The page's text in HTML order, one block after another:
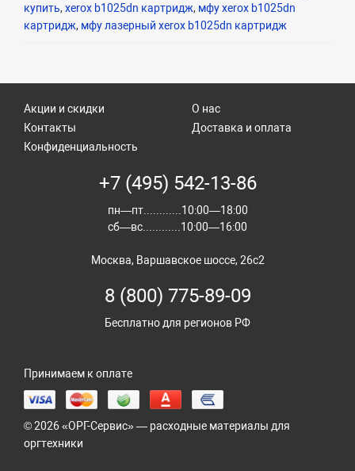
купить, xerox b1025dn картридж, мфу xerox b1025dn
картридж, мфу лазерный xerox b1025dn картридж
Акции и скидки
Контакты
О нас
Доставка и оплата
Конфиденциальность
+7 (495) 542-13-86
пн—пт............10:00—18:00
сб—вс............10:00—16:00
Москва, Варшавское шоссе, 26с2
8 (800) 775-89-09
Бесплатно для регионов РФ
Принимаем к оплате
© 2026 «ОРГ-Сервис» — расходные материалы для
оргтехники